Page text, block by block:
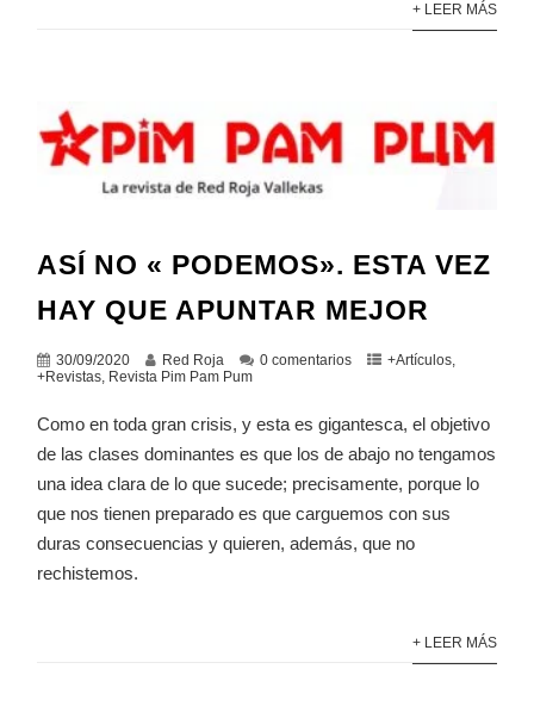
+ LEER MÁS
ASÍ NO « PODEMOS». ESTA VEZ
HAY QUE APUNTAR MEJOR
30/09/2020 Red Roja 0 comentarios +Artículos,
+Revistas, Revista Pim Pam Pum
Como en toda gran crisis, y esta es gigantesca, el objetivo
de las clases dominantes es que los de abajo no tengamos
una idea clara de lo que sucede; precisamente, porque lo
que nos tienen preparado es que carguemos con sus
duras consecuencias y quieren, además, que no
rechistemos.
+ LEER MÁS